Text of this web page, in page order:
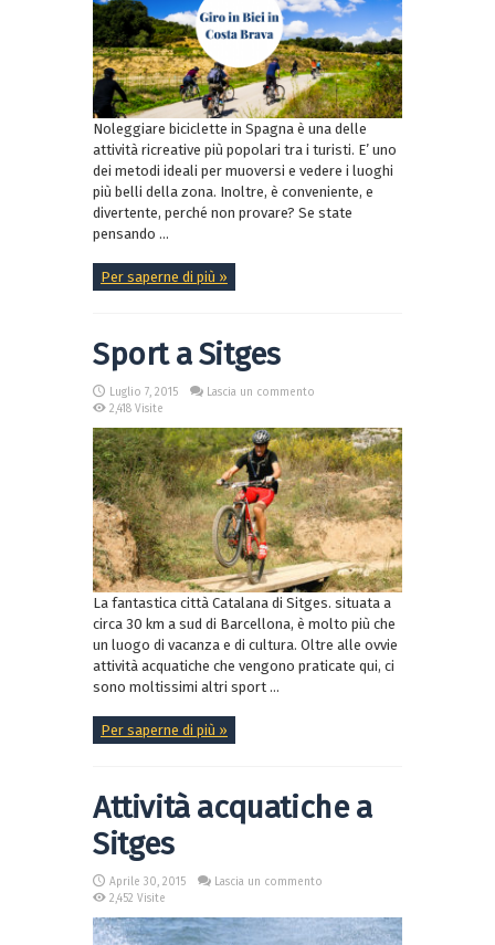
Noleggiare biciclette in Spagna è una delle
attività ricreative più popolari tra i turisti. E’ uno
dei metodi ideali per muoversi e vedere i luoghi
più belli della zona. Inoltre, è conveniente, e
divertente, perché non provare? Se state
pensando ...
Per saperne di più »
Sport a Sitges
Luglio 7, 2015
Lascia un commento
2,418 Visite
La fantastica città Catalana di Sitges. situata a
circa 30 km a sud di Barcellona, è molto più che
un luogo di vacanza e di cultura. Oltre alle ovvie
attività acquatiche che vengono praticate qui, ci
sono moltissimi altri sport ...
Per saperne di più »
Attività acquatiche a
Sitges
Aprile 30, 2015
Lascia un commento
2,452 Visite